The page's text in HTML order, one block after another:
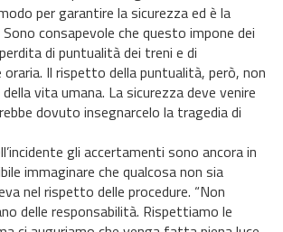
per garantire la sicurezza ed è la
Sono consapevole che questo impone dei
di puntualità dei treni e di
Il rispetto della puntualità, però, non
vita umana. La sicurezza deve venire
dovuto insegnarcelo la tragedia di
gli accertamenti sono ancora in
immaginare che qualcosa non sia
nel rispetto delle procedure. “Non
delle responsabilità. Rispettiamo le